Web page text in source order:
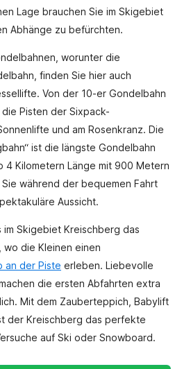
Lage brauchen Sie im Skigebiet
Abhänge zu befürchten.
worunter die
finden Sie hier auch
Von der 10-er Gondelbahn
Pisten der Sixpack-
und am Rosenkranz. Die
ist die längste Gondelbahn
4 Kilometern Länge mit 900 Metern
während der bequemen Fahrt
Aussicht.
Skigebiet Kreischberg das
wo die Kleinen einen
an der Piste erleben. Liebevolle
die ersten Abfahrten extra
Mit dem Zauberteppich, Babylift
der Kreischberg das perfekte
auf Ski oder Snowboard.